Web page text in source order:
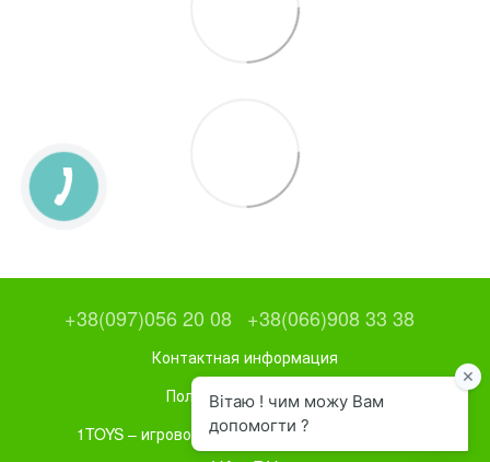
+38(097)056 20 08 +38(066)908 33 38
Контактная информация
Полная версия сайта
1TOYS – игровое и спортивное оборудование